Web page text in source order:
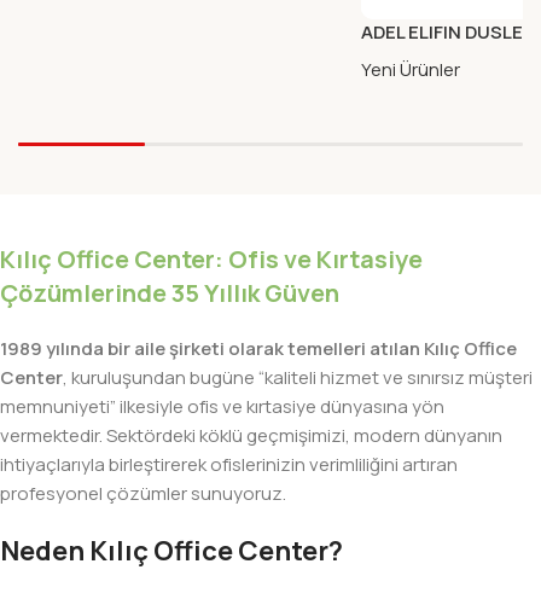
ADEL ELIFIN
BESLENME MOR
Yeni Ürünler
Kılıç Office Center: Ofis ve Kırtasiye
Çözümlerinde 35 Yıllık Güven
1989 yılında bir aile şirketi olarak temelleri atılan Kılıç Office
Center, kuruluşundan bugüne “kaliteli hizmet ve sınırsız müşteri
memnuniyeti” ilkesiyle ofis ve kırtasiye dünyasına yön
vermektedir. Sektördeki köklü geçmişimizi, modern dünyanın
ihtiyaçlarıyla birleştirerek ofislerinizin verimliliğini artıran
profesyonel çözümler sunuyoruz.
Neden Kılıç Office Center?